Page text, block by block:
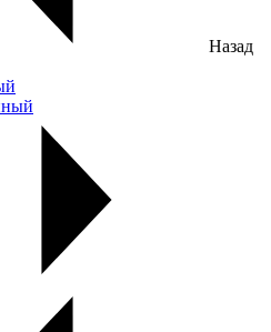
Назад